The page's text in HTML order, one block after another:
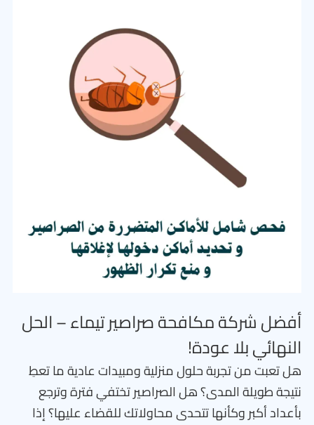
أفضل شركة مكافحة صراصير تيماء – الحل
النهائي بلا عودة!
هل تعبت من تجربة حلول منزلية ومبيدات عادية ما تعطِ
نتيجة طويلة المدى؟ هل الصراصير تختفي فترة وترجع
بأعداد أكبر وكأنها تتحدى محاولاتك للقضاء عليها؟ إذا